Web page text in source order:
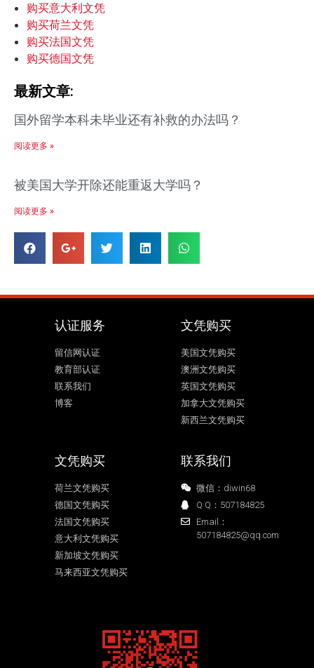
购买意大利文凭
购买荷兰文凭
购买法国文凭
购买德国文凭
最新文章:
国外留学本科未毕业还有补救的办法吗？
阅读更多 »
被美国大学开除还能重返大学吗？
阅读更多 »
认证服务
留信网认证
教育部认证
联系我们
博客
文凭购买
美国文凭购买
澳洲文凭购买
英国文凭购买
加拿大文凭购买
新西兰文凭购买
文凭购买
荷兰文凭购买
德国文凭购买
法国文凭购买
意大利文凭购买
新加坡文凭购买
马来西亚文凭购买
联系我们
微信：diwin68
Q Q：507184825
Email：
507184825@qq.com